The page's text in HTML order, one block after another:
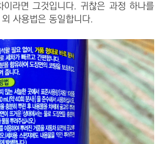
라면 그것입니다. 귀찮은 과정 하나를
사용법은 동일합니다.